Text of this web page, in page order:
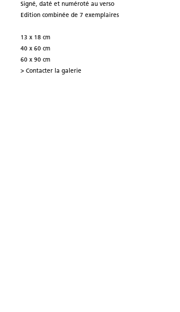
Signé, daté et numéroté au verso
Edition combinée de 7 exemplaires
13 x 18 cm
40 x 60 cm
60 x 90 cm
> Contacter la galerie